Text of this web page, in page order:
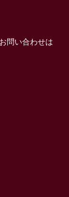
問い合わせは